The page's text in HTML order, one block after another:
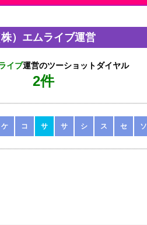
株）エムライブ運営
イブ運営のツーショットダイヤル
2件
ケ コ サ サ シ ス セ ソ